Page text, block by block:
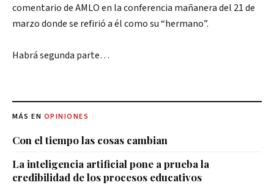
comentario de AMLO en la conferencia mañanera del 21 de
marzo donde se refirió a él como su “hermano”.
Habrá segunda parte…
MÁS EN OPINIONES
Con el tiempo las cosas cambian
La inteligencia artificial pone a prueba la
credibilidad de los procesos educativos